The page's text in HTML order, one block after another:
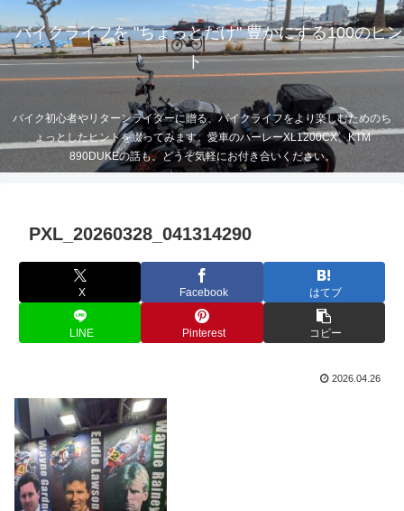
バイクライフを "ちょっとだけ" 豊かにする100のヒン
ト
バイク初心者やリターンライダーに贈る、バイクライフをより楽しむためのち
ょっとしたヒントを綴ってみます。愛車のハーレーXL1200CX、KTM
890DUKEの話も。どうぞ気軽にお付き合いください。
PXL_20260328_041314290
X Facebook はてブ
LINE Pinterest コピー
2026.04.26